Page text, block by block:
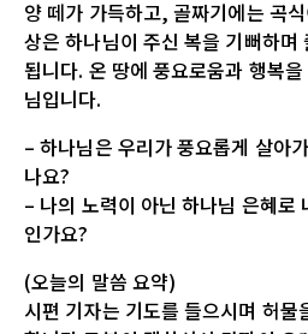
양 떼가 가득하고, 골짜기에는 곡
상은 하나님이 주신 복을 기뻐하며
됩니다. 온 땅에 풍요로움과 행복
님입니다.
– 하나님은 우리가 풍요롭게 살아
나요?
– 나의 노력이 아닌 하나님 은혜로
인가요?
(오늘의 말씀 요약)
시편 기자는 기도를 들으시며 허물